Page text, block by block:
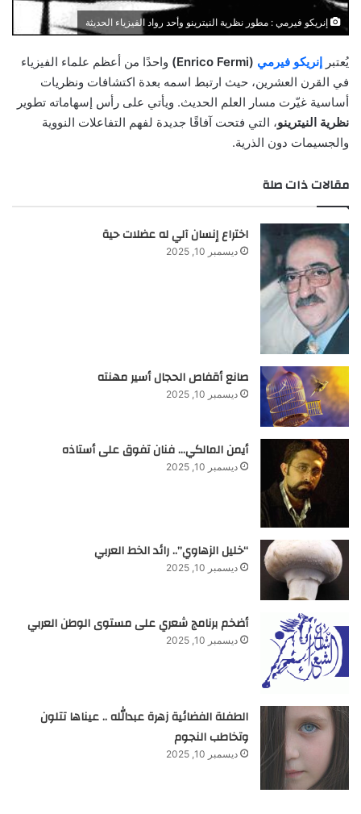
إنريكو فيرمي : مطور نظرية النيترينو وأحد رواد الفيزياء الحديثة
يُعتبر إنريكو فيرمي (Enrico Fermi)
واحدًا من أعظم علماء الفيزياء
في القرن العشرين، حيث ارتبط اسمه بعدة اكتشافات ونظريات
أساسية غيّرت مسار العلم الحديث. ويأتي على رأس إسهاماته تطوير
نظرية النيترينو، التي فتحت آفاقًا جديدة لفهم التفاعلات النووية
والجسيمات دون الذرية.
مقالات ذات صلة
اختراع إنسان آلي له عضلات حية
ديسمبر 10, 2025
صانع أقفاص الحجال أسير مهنته
ديسمبر 10, 2025
أيمن المالكي… فنان تفوق على أستاذه
ديسمبر 10, 2025
“خليل الزهاوي”.. رائد الخط العربي
ديسمبر 10, 2025
أضخم برنامج شعري على مستوى الوطن العربي
ديسمبر 10, 2025
الطفلة الفضائية زهرة عبدالله .. عيناها تتلون
وتخاطب النجوم
ديسمبر 10, 2025